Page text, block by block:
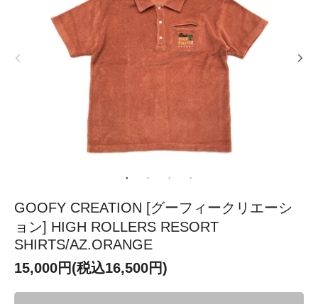
GOOFY CREATION [グーフィークリエーシ
ョン] HIGH ROLLERS RESORT
SHIRTS/AZ.ORANGE
15,000円(税込16,500円)